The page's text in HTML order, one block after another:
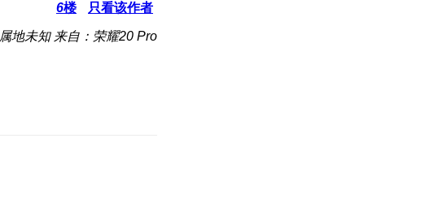
6楼 只看该作者
属地未知 来自：荣耀20 Pro